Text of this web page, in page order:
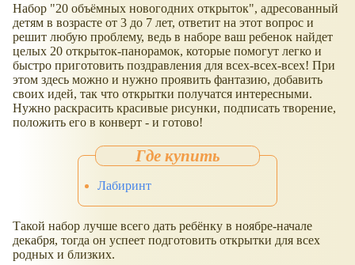
Набор "20 объёмных новогодних открыток", адресованный
детям в возрасте от 3 до 7 лет, ответит на этот вопрос и
решит любую проблему, ведь в наборе ваш ребенок найдет
целых 20 открыток-панорамок, которые помогут легко и
быстро приготовить поздравления для всех-всех-всех! При
этом здесь можно и нужно проявить фантазию, добавить
своих идей, так что открытки получатся интересными.
Нужно раскрасить красивые рисунки, подписать творение,
положить его в конверт - и готово!
Лабиринт
Такой набор лучше всего дать ребёнку в ноябре-начале
декабря, тогда он успеет подготовить открытки для всех
родных и близких.